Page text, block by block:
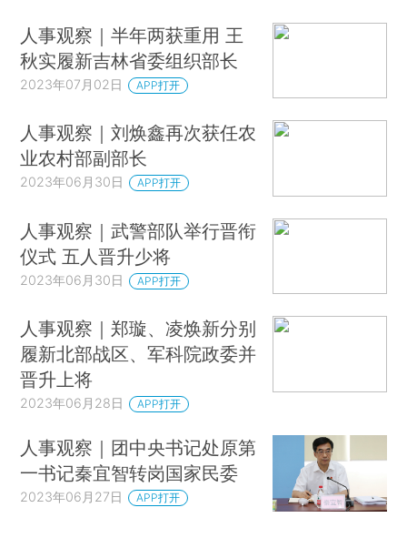
人事观察｜半年两获重用 王
秋实履新吉林省委组织部长
2023年07月02日 APP打开
人事观察｜刘焕鑫再次获任农
业农村部副部长
2023年06月30日 APP打开
人事观察｜武警部队举行晋衔
仪式 五人晋升少将
2023年06月30日 APP打开
人事观察｜郑璇、凌焕新分别
履新北部战区、军科院政委并
晋升上将
2023年06月28日 APP打开
人事观察｜团中央书记处原第
一书记秦宜智转岗国家民委
2023年06月27日 APP打开